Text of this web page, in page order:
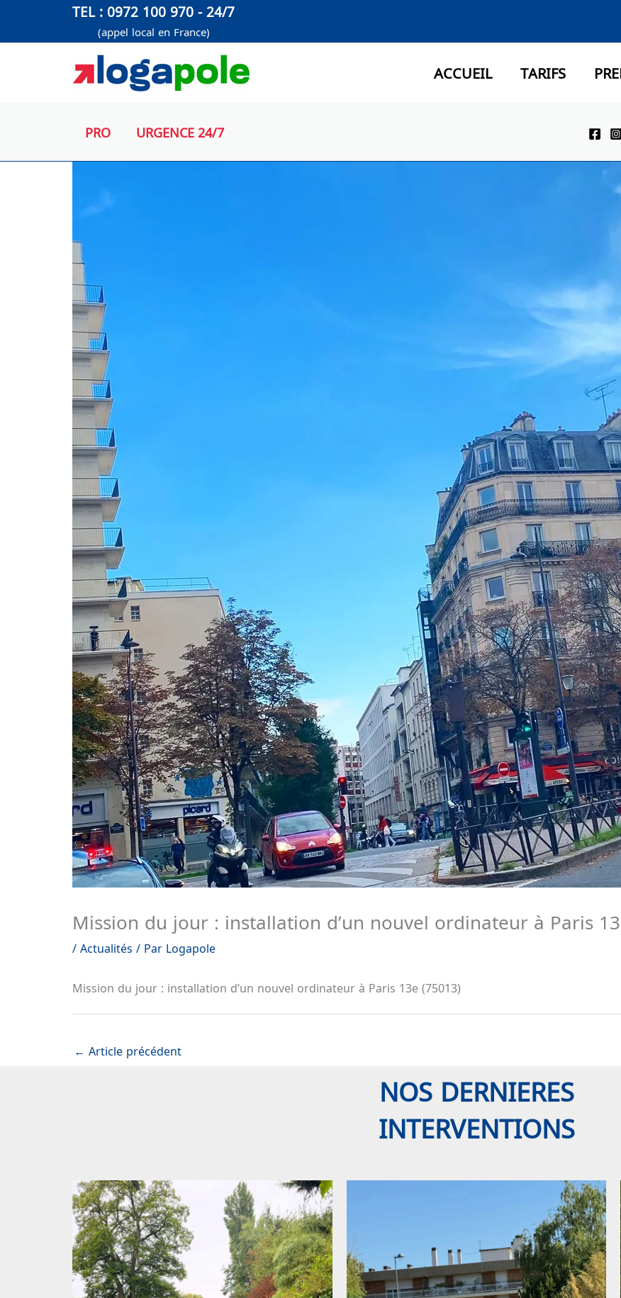
contenu
TEL : 0972 100 970 - 24/7
(appel local en France)
ACCUEIL TARIFS
PRO URGENCE 24/7
Mission du jour : installation d’un nouvel ordinateur à Paris
/ Actualités / Par Logapole
Mission du jour : installation d’un nouvel ordinateur à Paris 13e (75013)
← Article précédent
NOS DERNIERES
INTERVENTIONS